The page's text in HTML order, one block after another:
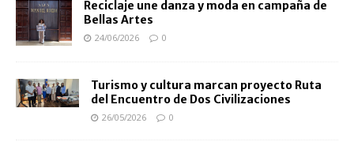
Reciclaje une danza y moda en campaña de
Bellas Artes
24/06/2026 0
Turismo y cultura marcan proyecto Ruta
del Encuentro de Dos Civilizaciones
26/05/2026 0